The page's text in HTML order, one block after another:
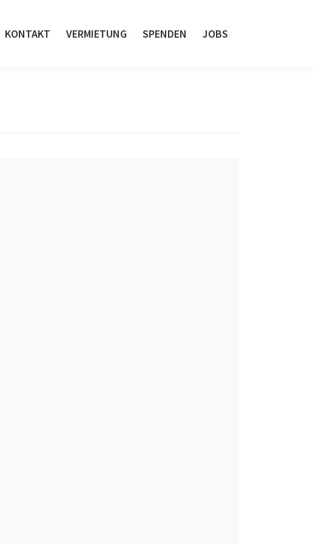
KONTAKT VERMIETUNG SPENDEN JOBS